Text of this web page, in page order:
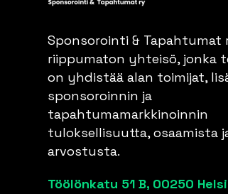
Sponsorointi & Tapahtumat
riippumaton yhteisö, jonka
on yhdistää alan toimijat,
sponsoroinnin ja
tapahtumamarkkinoinnin
tuloksellisuutta, osaamista
arvostusta.
Töölönkatu 51 B, 00250